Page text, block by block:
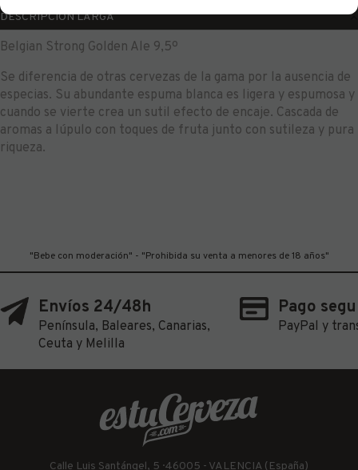
DESCRIPCIÓN LARGA
Belgian Strong Golden Ale 9,5º
Se diferencia de otras cervezas de la gama por la ausencia de
especias. Su abundante espuma blanca es ligera y espumosa y
cuando se vierte crea un sutil efecto de encaje. Cascada de
aromas a lúpulo con toques de fruta junto con sutileza y pura
riqueza.
"Bebe con moderación" - "Prohibida su venta a menores de 18 años"
Envíos 24/48h
Península, Baleares, Canarias,
Ceuta y Melilla
Pago
PayPal y
Calle Luis Santángel, 5 · 46005 - VALENCIA (España)